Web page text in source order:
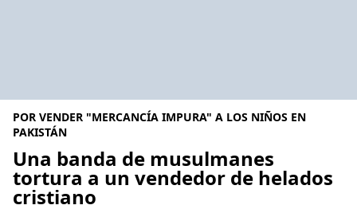
POR VENDER "MERCANCÍA IMPURA" A LOS NIÑOS EN
PAKISTÁN
Una banda de musulmanes
tortura a un vendedor de helados
cristiano